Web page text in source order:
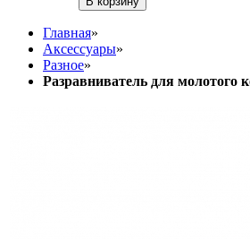
Главная»
Аксессуары»
Разное»
Разравниватель для молотого